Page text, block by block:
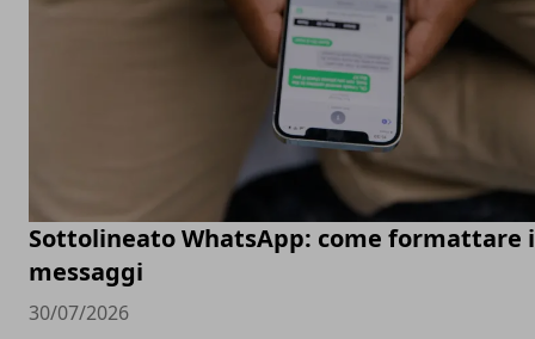
Sottolineato WhatsApp: come formattare i
messaggi
30/07/2026